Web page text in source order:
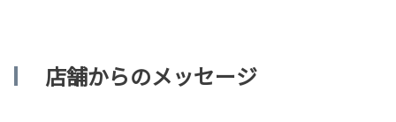
店舗からのメッセージ